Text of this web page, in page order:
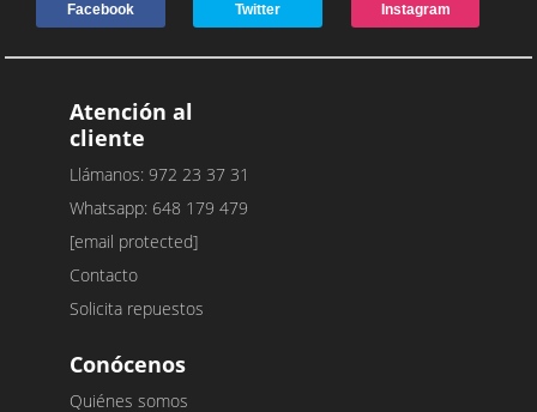
Facebook Twitter Instagram
Atención al
cliente
Llámanos: 972 23 37 31
Whatsapp: 648 179 479
[email protected]
Contacto
Solicita repuestos
Conócenos
Quiénes somos